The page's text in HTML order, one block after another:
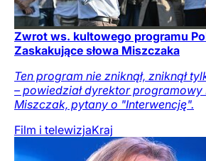
Zwrot ws. kultowego programu
Zaskakujące słowa Miszczaka
Ten program nie zniknął, zniknął
– powiedział dyrektor
Miszczak, pytany o "Interwencję".
Film i telewizjaKraj